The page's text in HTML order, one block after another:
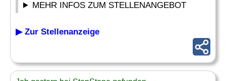
MEHR INFOS ZUM STELLENANGEBOT
▶ Zur Stellenanzeige